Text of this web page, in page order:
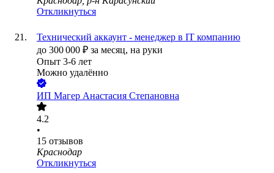
Откликнуться
Технический аккаунт - менеджер в IT компанию
до 300 000 ₽ за месяц, на руки
Опыт 3-6 лет
Можно удалённо
ИП Магер Анастасия Степановна
4.2
•
15 отзывов
Краснодар
Откликнуться